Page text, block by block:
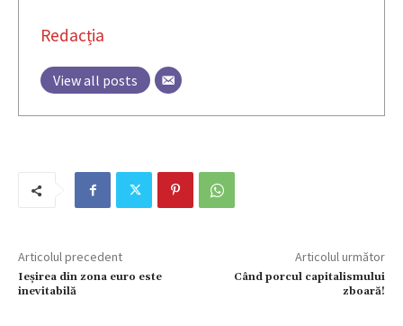
Redacția
View all posts
Articolul precedent
Ieșirea din zona euro este
inevitabilă
Articolul următor
Când porcul capitalismului
zboară!